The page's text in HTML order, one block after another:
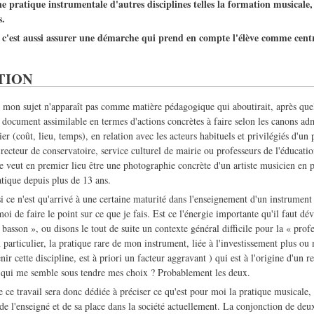
pratique instrumentale d'autres disciplines telles la formation musicale,
aussi assurer une démarche qui prend en compte l'élève comme
sujet n'apparaît pas comme matière pédagogique qui aboutirait, après
assimilable en termes d'actions concrètes à faire selon les canons
(coût, lieu, temps), en relation avec les acteurs habituels et privilégiés d'un
de conservatoire, service culturel de mairie ou professeurs de
veut en premier lieu être une photographie concrète d'un artiste musicien en
depuis plus de 13 ans.
ce n'est qu'arrivé à une certaine maturité dans l'enseignement d'un
de faire le point sur ce que je fais. Est ce l'énergie importante qu'il faut
basson », ou disons le tout de suite un contexte général difficile pour la «
particulier, la pratique rare de mon instrument, liée à l'investissement plus ou
cette discipline, est à priori un facteur aggravant ) qui est à l'origine d'un
me semble sous tendre mes choix ? Probablement les deux.
ce travail sera donc dédiée à préciser ce qu'est pour moi la pratique
l'enseigné et de sa place dans la société actuellement. La conjonction de